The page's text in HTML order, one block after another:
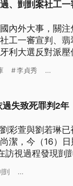
、剴剴案社工一
內外大事，關
工一審宣判、
利大選反對派壓
李貞秀 ...
失致死罪判2年
彩萱與劉若琳
潔，今（16）
視過程發現剴
感到沉重，遺
剴 ...